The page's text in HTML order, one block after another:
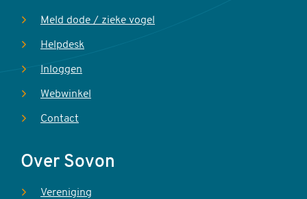
Meld dode / zieke vogel
Helpdesk
Inloggen
Webwinkel
Contact
Over Sovon
Vereniging